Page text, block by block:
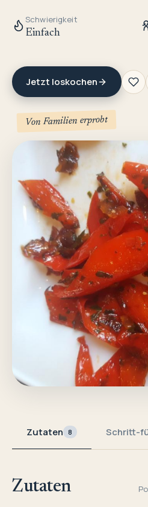
Schwierigkeit
Einfach
Jetzt loskochen
Von Familien erprobt
Zutaten 8 Schritt-
Zutaten